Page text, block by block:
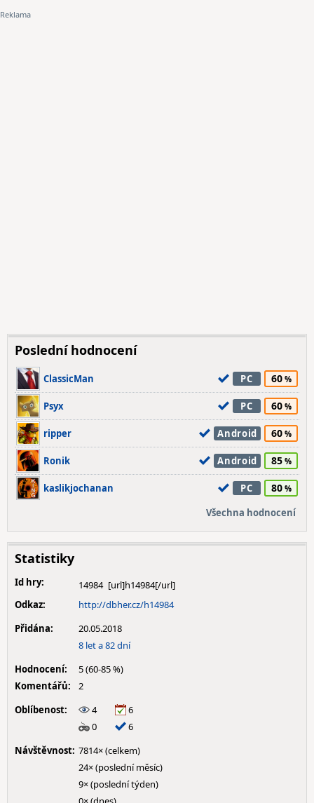
Poslední hodnocení
ClassicMan PC 60
Psyx PC 60
ripper Android 60
Ronik Android 85
kaslikjochanan PC 80
Všechna hodnocení
Statistiky
Id hry:
14984
Odkaz:
http://dbher.cz/h14984
Přidána:
20.05.2018
8 let a 82 dní
Hodnocení:
5 (60-85 %)
Komentářů:
2
Oblíbenost:
4
6
0
6
Návštěvnost: 7814× (celkem)
24× (poslední měsíc)
9× (poslední týden)